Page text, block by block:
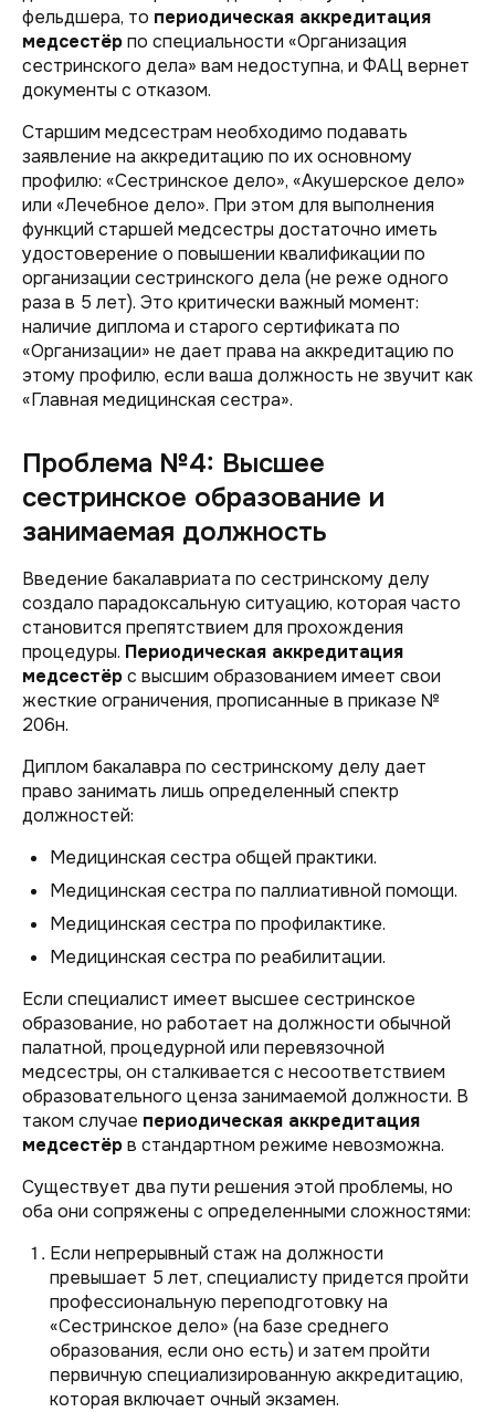
фельдшера, то периодическая аккредитация
медсестёрпо специальности «Организация
сестринского дела» вам недоступна, и ФАЦ вернет
документы с отказом.
Старшим медсестрам необходимо подавать
заявление на аккредитацию по их основному
профилю: «Сестринское дело», «Акушерское дело»
или «Лечебное дело». При этом для выполнения
функций старшей медсестры достаточно иметь
удостоверение о повышении квалификации по
организации сестринского дела (не реже одного
раза в 5 лет). Это критически важный момент:
наличие диплома и старого сертификата по
«Организации» не дает права на аккредитацию по
этому профилю, если ваша должность не звучит как
«Главная медицинская сестра».
Проблема №4: Высшее
сестринское образование и
занимаемая должность
Введение бакалавриата по сестринскому делу
создало парадоксальную ситуацию, которая часто
становится препятствием для прохождения
процедуры. Периодическая аккредитация
медсестёрс высшим образованием имеет свои
жесткие ограничения, прописанные в приказе №
206н.
Диплом бакалавра по сестринскому делу дает
право занимать лишь определенный спектр
должностей:
Медицинская сестра общей практики.
Медицинская сестра по паллиативной помощи.
Медицинская сестра по профилактике.
Медицинская сестра по реабилитации.
Если специалист имеет высшее сестринское
образование, но работает на должности обычной
палатной, процедурной или перевязочной
медсестры, он сталкивается с несоответствием
образовательного ценза занимаемой должности. В
таком случае периодическая аккредитация
медсестёрв стандартном режиме невозможна.
Существует два пути решения этой проблемы, но
оба они сопряжены с определенными сложностями:
Если непрерывный стаж на должности
превышает 5 лет, специалисту придется пройти
профессиональную переподготовку на
«Сестринское дело» (на базе среднего
образования, если оно есть) и затем пройти
первичную специализированную аккредитацию,
которая включает очный экзамен.